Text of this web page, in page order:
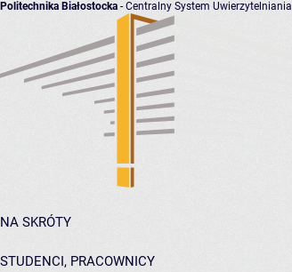
Politechnika Białostocka - Centralny System Uwierzytelniania
NA SKRÓTY
STUDENCI, PRACOWNICY